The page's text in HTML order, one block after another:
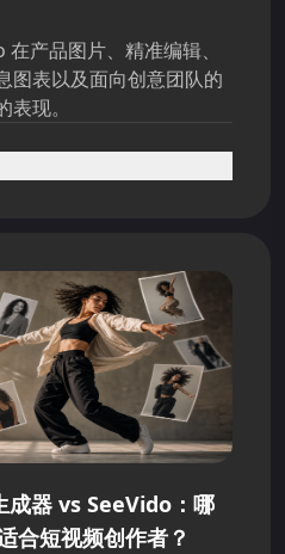
产品图片、精准编辑、
图表以及面向创意团队的
现。
器 vs SeeVido：哪
合短视频创作者？